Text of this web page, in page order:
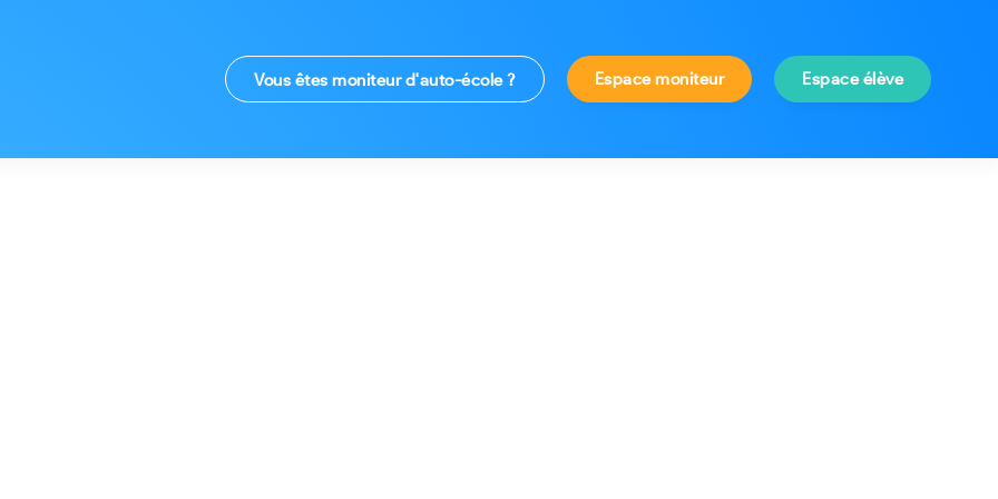
Vous êtes moniteur d'auto-école ? Espace moniteur Espace élève